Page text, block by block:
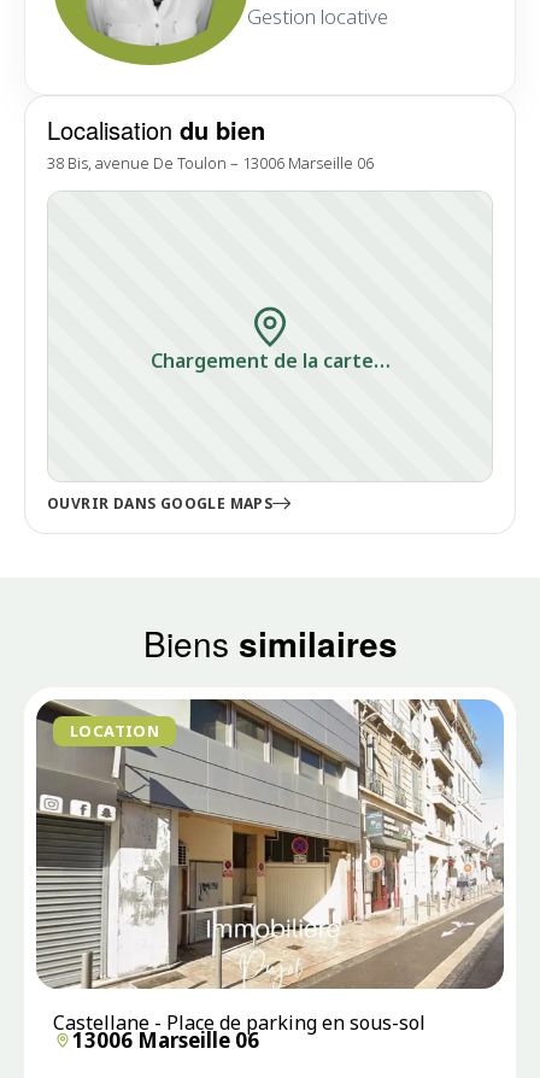
Localisation du bien
38 Bis, avenue De Toulon – 13006 Marseille 06
Chargement de la carte…
OUVRIR DANS GOOGLE MAPS
Gestion locative
Biens similaires
LOCATION
Castellane - Place de parking en sous-sol
13006 Marseille 06